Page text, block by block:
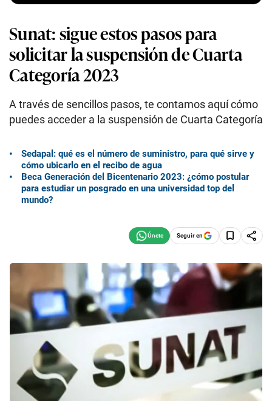
Sunat: sigue estos pasos para
solicitar la suspensión de Cuarta
Categoría 2023
A través de sencillos pasos, te contamos aquí cómo
puedes acceder a la suspensión de Cuarta Categoría
Sedapal: qué es el número de suministro, para qué sirve y
cómo ubicarlo en el recibo de agua
Beca Generación del Bicentenario 2023: ¿cómo postular
para estudiar un posgrado en una universidad top del
mundo?
Seguir en